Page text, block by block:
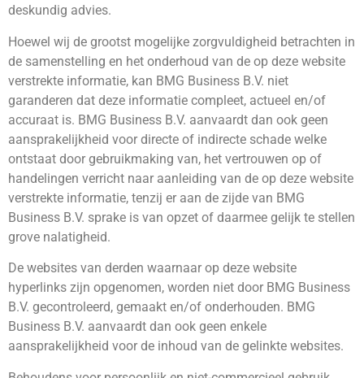
deskundig advies.
Hoewel wij de grootst mogelijke zorgvuldigheid betrachten in
de samenstelling en het onderhoud van de op deze website
verstrekte informatie, kan BMG Business B.V. niet
garanderen dat deze informatie compleet, actueel en/of
accuraat is. BMG Business B.V. aanvaardt dan ook geen
aansprakelijkheid voor directe of indirecte schade welke
ontstaat door gebruikmaking van, het vertrouwen op of
handelingen verricht naar aanleiding van de op deze website
verstrekte informatie, tenzij er aan de zijde van BMG
Business B.V. sprake is van opzet of daarmee gelijk te stellen
grove nalatigheid.
De websites van derden waarnaar op deze website
hyperlinks zijn opgenomen, worden niet door BMG Business
B.V. gecontroleerd, gemaakt en/of onderhouden. BMG
Business B.V. aanvaardt dan ook geen enkele
aansprakelijkheid voor de inhoud van de gelinkte websites.